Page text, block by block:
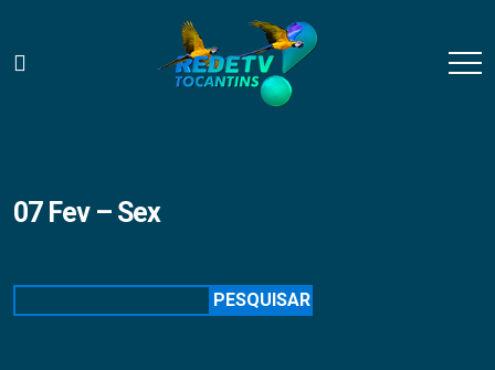
07 Fev – Sex
PESQUISAR